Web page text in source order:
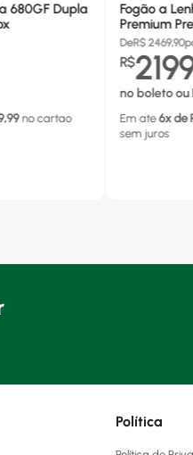
680GF Dupla
no cartao
Fogão a
Premium
Lado Direito
DeR$2469,90
R$
no boleto ou
Em ate 6x de
sem juros
Política